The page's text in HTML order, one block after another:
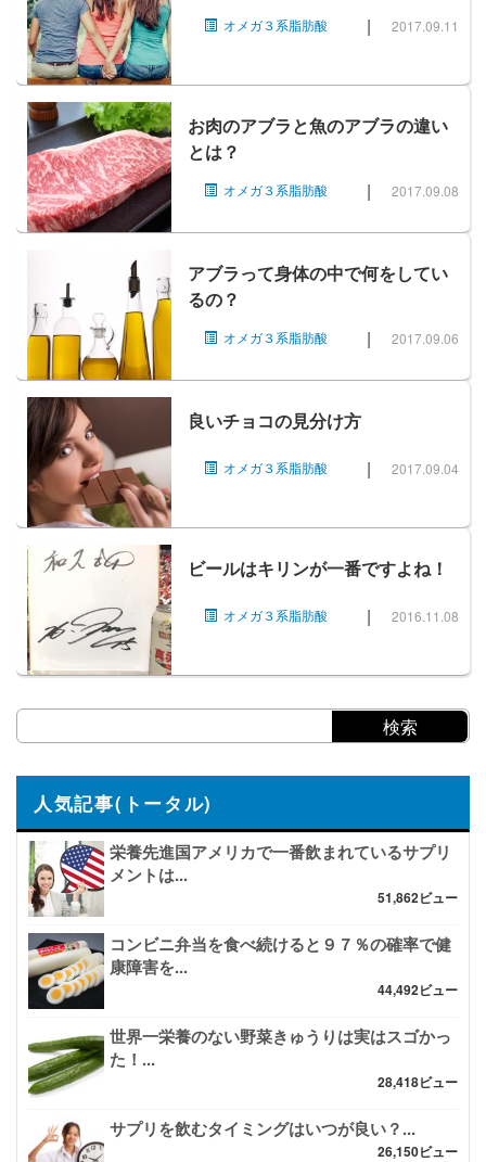
オメガ３系脂肪酸 | 2017.09.11
お肉のアブラと魚のアブラの違い
とは？
オメガ３系脂肪酸 | 2017.09.08
アブラって身体の中で何をしてい
るの？
オメガ３系脂肪酸 | 2017.09.06
良いチョコの見分け方
オメガ３系脂肪酸 | 2017.09.04
ビールはキリンが一番ですよね！
オメガ３系脂肪酸 | 2016.11.08
人気記事(トータル)
栄養先進国アメリカで一番飲まれているサプリ
メントは...
51,862ビュー
コンビニ弁当を食べ続けると９７％の確率で健
康障害を...
44,492ビュー
世界一栄養のない野菜きゅうりは実はスゴかっ
た！...
28,418ビュー
サプリを飲むタイミングはいつが良い？...
26,150ビュー